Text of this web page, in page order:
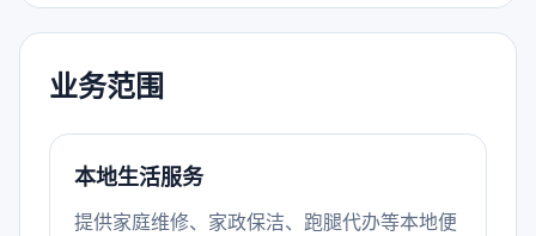
业务范围
本地生活服务
提供家庭维修、家政保洁、跑腿代办等本地便